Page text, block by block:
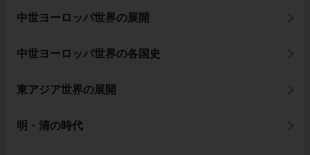
中世ヨーロッパ世界の展開
中世ヨーロッパ世界の各国史
東アジア世界の展開
明・清の時代